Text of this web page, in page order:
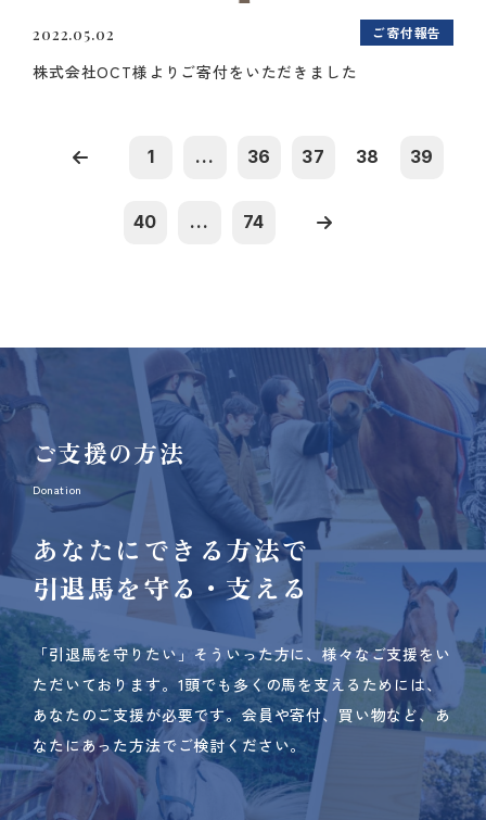
2022.05.02 ご寄付報告
株式会社OCT様よりご寄付をいただきました
1 ... 36 37 38 39
40 ... 74
ご支援の方法
Donation
あなたにできる方法で
引退馬を守る・支える
「引退馬を守りたい」そういった方に、様々なご支援をい
ただいております。 1頭でも多くの馬を支えるためには、
あなたのご支援が必要です。 会員や寄付、買い物など、あ
なたにあった方法でご検討ください。